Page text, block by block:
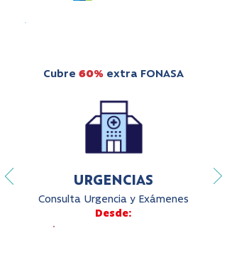
Cubre 60% extra FONASA
URGENCIAS
Consulta Urgencia y Exámenes
Desde: